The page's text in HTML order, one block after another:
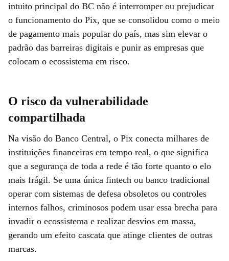
intuito principal do BC não é interromper ou prejudicar
o funcionamento do Pix, que se consolidou como o meio
de pagamento mais popular do país, mas sim elevar o
padrão das barreiras digitais e punir as empresas que
colocam o ecossistema em risco.
O risco da vulnerabilidade
compartilhada
Na visão do Banco Central, o Pix conecta milhares de
instituições financeiras em tempo real, o que significa
que a segurança de toda a rede é tão forte quanto o elo
mais frágil. Se uma única fintech ou banco tradicional
operar com sistemas de defesa obsoletos ou controles
internos falhos, criminosos podem usar essa brecha para
invadir o ecossistema e realizar desvios em massa,
gerando um efeito cascata que atinge clientes de outras
marcas.